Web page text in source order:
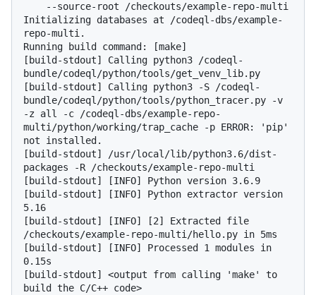
    --source-root /checkouts/example-repo-multi
Initializing databases at /codeql-dbs/example-
repo-multi.
Running build command: [make]
[build-stdout] Calling python3 /codeql-
bundle/codeql/python/tools/get_venv_lib.py
[build-stdout] Calling python3 -S /codeql-
bundle/codeql/python/tools/python_tracer.py -v
-z all -c /codeql-dbs/example-repo-
multi/python/working/trap_cache -p ERROR: 'pip'
not installed.
[build-stdout] /usr/local/lib/python3.6/dist-
packages -R /checkouts/example-repo-multi
[build-stdout] [INFO] Python version 3.6.9
[build-stdout] [INFO] Python extractor version
5.16
[build-stdout] [INFO] [2] Extracted file
/checkouts/example-repo-multi/hello.py in 5ms
[build-stdout] [INFO] Processed 1 modules in
0.15s
[build-stdout] <output from calling 'make' to
build the C/C++ code>